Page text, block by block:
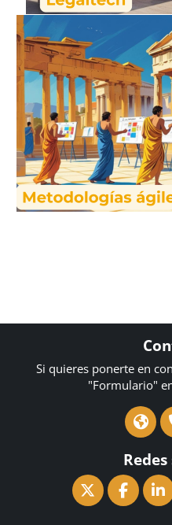
Si quieres ponerte en
"Formulario"